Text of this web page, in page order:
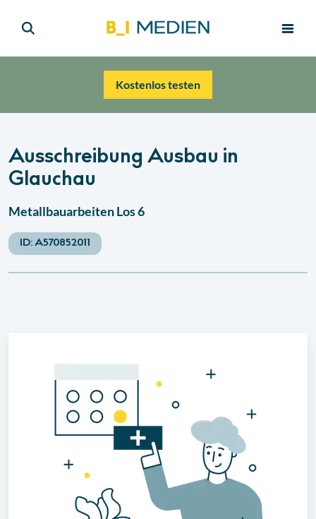
Kostenlos testen
Ausschreibung Ausbau in
Glauchau
Metallbauarbeiten Los 6
ID:A570852011